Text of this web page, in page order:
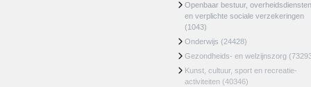
Openbaar bestuur, overheidsdiensten
en verplichte sociale verzekeringen
(1043)
Onderwijs (24428)
Gezondheids- en welzijnszorg
Kunst, cultuur, sport en recreatie-
activiteiten (40346)